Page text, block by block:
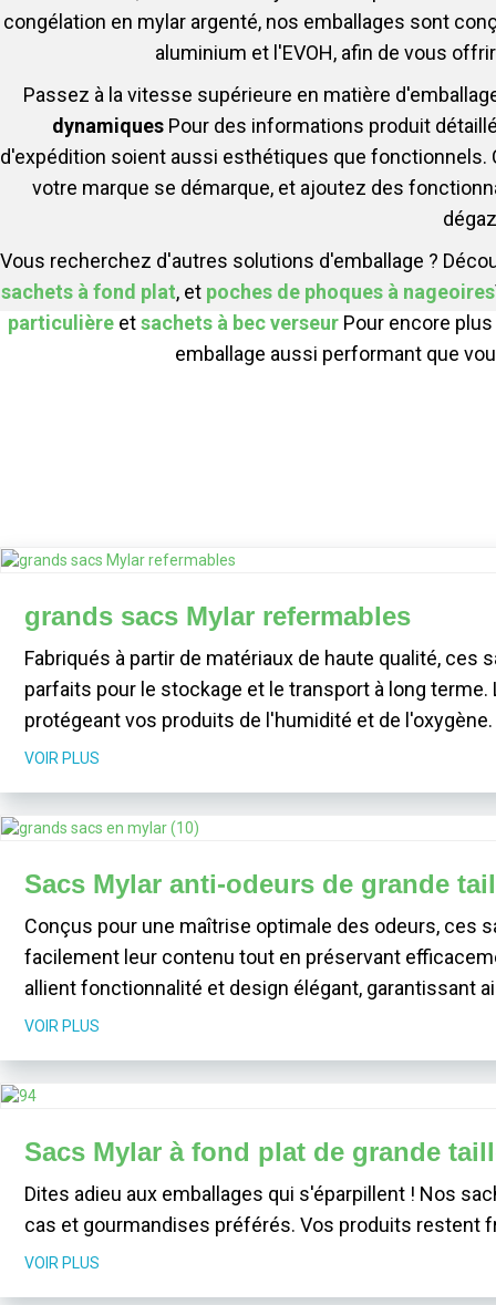
congélation en mylar argenté, nos emballages sont
aluminium et l'EVOH, afin de vous
Passez à la vitesse supérieure en matière
dynamiques Pour des informations produit
d'expédition soient aussi esthétiques que
votre marque se démarque, et ajoutez des
Vous recherchez d'autres solutions d'emballage ?
sachets à fond plat, et poches de phoques à nageoires
particulièreetsachets à bec verseurPour encore
emballage aussi performant que
grands sacs Mylar refermables
Fabriqués à partir de matériaux de haute qualité,
parfaits pour le stockage et le transport à long
protégeant vos produits de l'humidité et de l'oxygène.
VOIR PLUS
Sacs Mylar anti-odeurs de grande
Conçus pour une maîtrise optimale des odeurs,
facilement leur contenu tout en préservant
allient fonctionnalité et design élégant, garantissant
VOIR PLUS
Sacs Mylar à fond plat de grande
Dites adieu aux emballages qui s'éparpillent ! Nos
cas et gourmandises préférés. Vos produits restent
VOIR PLUS